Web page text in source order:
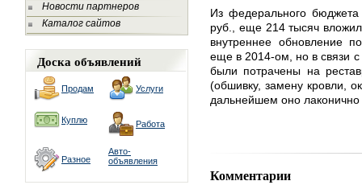
Новости партнеров
Каталог сайтов
Доска объявлений
Продам Услуги
Куплю Работа
Разное
Авто-
объявления
Из федерального
руб., еще 214 тысяч
внутреннее обновление
еще в 2014-ом, но в связи с
были потрачены на
(обшивку, замену кровли,
дальнейшем оно лаконично
Комментарии